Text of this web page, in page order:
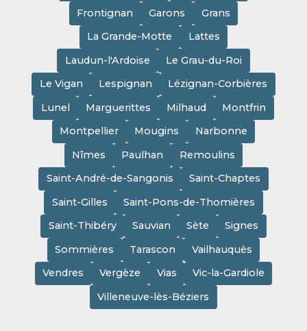
Frontignan
Garons
Grans
La Grande-Motte
Lattes
Laudun-l'Ardoise
Le Grau-du-Roi
Le Vigan
Lespignan
Lézignan-Corbières
Lunel
Marguerittes Milhaud
Montfrin
Montpellier
Mougins
Narbonne
Nîmes
Paulhan
Remoulins
Saint-André-de-Sangonis
Saint-Chaptes
Saint-Gilles
Saint-Pons-de-Thomières
Saint-Thibéry
Sauvian Sète
Signes
Sommières
Tarascon
Vailhauquès
Vendres
Vergèze Vias
Vic-la-Gardiole
Villeneuve-lès-Béziers